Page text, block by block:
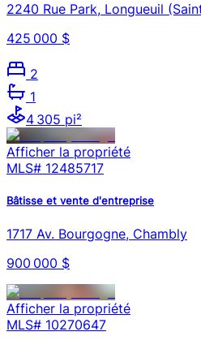
2240 Rue Park, Longueuil
425 000 $
2
1
4 305 pi²
Afficher la propriété
MLS# 12485717
Bâtisse et vente d'entreprise
1717 Av. Bourgogne, Chambly
900 000 $
Afficher la propriété
MLS# 10270647